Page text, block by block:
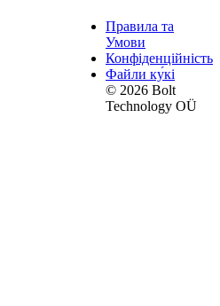
Правила та
Умови
Конфіденційність
Файли ку́кі
© 2026 Bolt
Technology OÜ